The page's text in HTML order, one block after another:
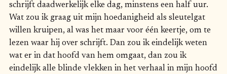
schrijft daadwerkelijk elke dag, minstens een half uur.
Wat zou ik graag uit mijn hoedanigheid als sleutelgat
willen kruipen, al was het maar voor één keertje, om te
lezen waar hij over schrijft. Dan zou ik eindelijk weten
wat er in dat hoofd van hem omgaat, dan zou ik
eindelijk alle blinde vlekken in het verhaal in mijn hoofd